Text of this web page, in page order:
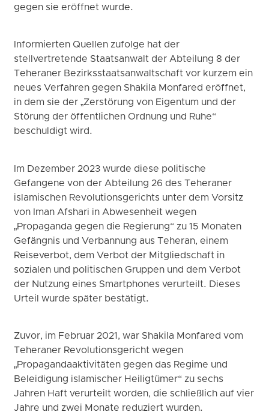
gegen sie eröffnet wurde.
Informierten Quellen zufolge hat der
stellvertretende Staatsanwalt der Abteilung 8 der
Teheraner Bezirksstaatsanwaltschaft vor kurzem ein
neues Verfahren gegen Shakila Monfared eröffnet,
in dem sie der „Zerstörung von Eigentum und der
Störung der öffentlichen Ordnung und Ruhe“
beschuldigt wird.
Im Dezember 2023 wurde diese politische
Gefangene von der Abteilung 26 des Teheraner
islamischen Revolutionsgerichts unter dem Vorsitz
von Iman Afshari in Abwesenheit wegen
„Propaganda gegen die Regierung“ zu 15 Monaten
Gefängnis und Verbannung aus Teheran, einem
Reiseverbot, dem Verbot der Mitgliedschaft in
sozialen und politischen Gruppen und dem Verbot
der Nutzung eines Smartphones verurteilt. Dieses
Urteil wurde später bestätigt.
Zuvor, im Februar 2021, war Shakila Monfared vom
Teheraner Revolutionsgericht wegen
„Propagandaaktivitäten gegen das Regime und
Beleidigung islamischer Heiligtümer“ zu sechs
Jahren Haft verurteilt worden, die schließlich auf vier
Jahre und zwei Monate reduziert wurden.